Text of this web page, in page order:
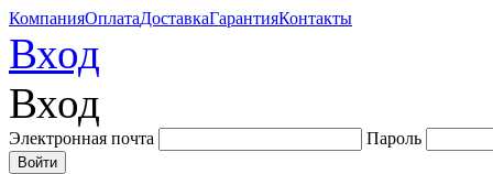
КомпанияОплатаДоставкаГарантияКонтакты
Вход
Вход
Электронная почта Пароль